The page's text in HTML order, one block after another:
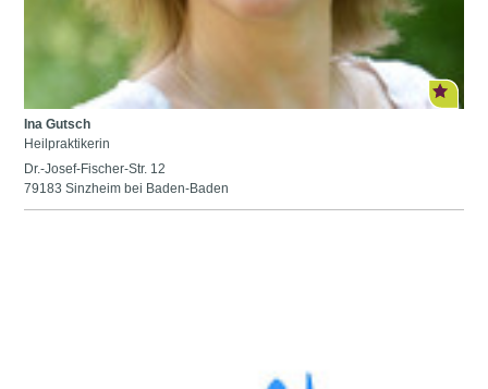
Ina Gutsch
Heilpraktikerin
Dr.-Josef-Fischer-Str. 12
79183 Sinzheim bei Baden-Baden